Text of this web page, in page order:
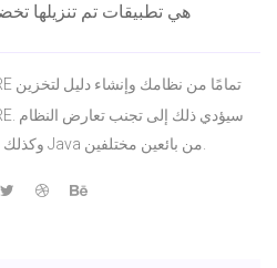
هي تطبيقات تم تنزيلها